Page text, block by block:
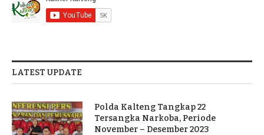
LATEST UPDATE
Polda Kalteng Tangkap 22
Tersangka Narkoba, Periode
November – Desember 2023